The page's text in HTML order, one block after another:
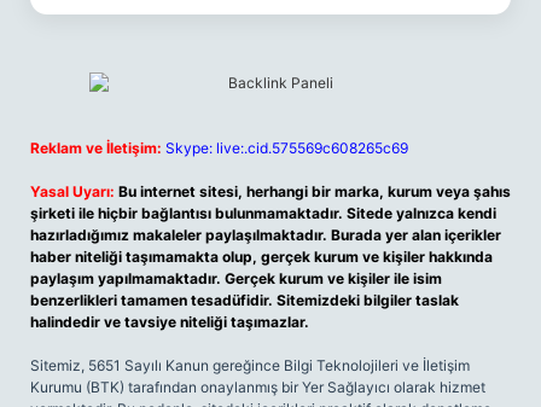
Reklam ve İletişim: Skype: live:.cid.575569c608265c69
Yasal Uyarı: Bu internet sitesi, herhangi bir marka, kurum veya şahıs
şirketi ile hiçbir bağlantısı bulunmamaktadır. Sitede yalnızca kendi
hazırladığımız makaleler paylaşılmaktadır. Burada yer alan içerikler
haber niteliği taşımamakta olup, gerçek kurum ve kişiler hakkında
paylaşım yapılmamaktadır. Gerçek kurum ve kişiler ile isim
benzerlikleri tamamen tesadüfidir. Sitemizdeki bilgiler taslak
halindedir ve tavsiye niteliği taşımazlar.
Sitemiz, 5651 Sayılı Kanun gereğince Bilgi Teknolojileri ve İletişim
Kurumu (BTK) tarafından onaylanmış bir Yer Sağlayıcı olarak hizmet